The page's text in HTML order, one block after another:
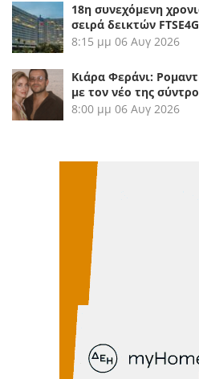
18η συνεχόμενη
σειρά δεικτών
8:15 μμ 06 Αυγ 2026
Κιάρα Φεράνι:
με τον νέο της
8:00 μμ 06 Αυγ 2026